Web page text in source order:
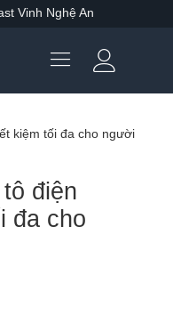
Vinh Nghệ An
kiệm tối đa cho người
điện
đa cho